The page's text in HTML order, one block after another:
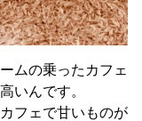
ムの乗ったカフェ
いんです。
フェで甘いものが